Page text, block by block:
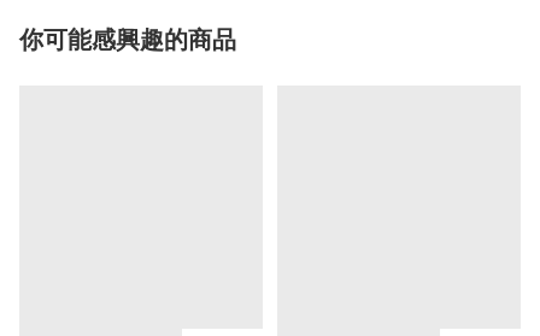
你可能感興趣的商品